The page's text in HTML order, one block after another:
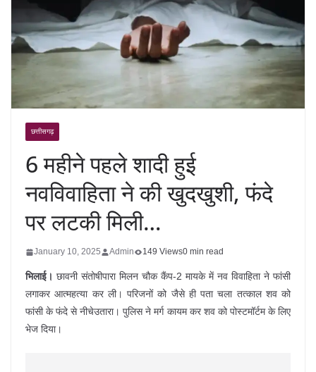
छत्तीसगढ़
6 महीने पहले शादी हुई
नवविवाहिता ने की खुदखुशी, फंदे
पर लटकी मिली…
January 10, 2025 Admin 149 Views0 min read
भिलाई। छावनी संतोषीपारा मिलन चौक कैंप-2 मायके में नव विवाहिता ने फांसी
लगाकर आत्महत्या कर ली। परिजनों को जैसे ही पता चला तत्काल शव को
फांसी के फंदे से नीचेउतारा। पुलिस ने मर्ग कायम कर शव को पोस्टमॉर्टम के लिए
भेज दिया।